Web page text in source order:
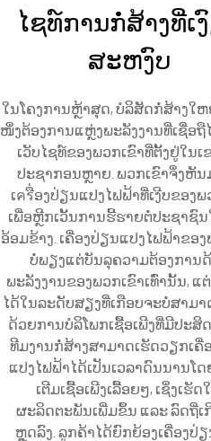
ໄຊທ໌ການກໍ່ສ້າງທີ່ເ
ສະຫງົບ
ໃນໂຄງການຫຼ້າສຸດ, ບໍລິສັດກໍ່ສ້າງໃ
ໜຶ່ງຕ້ອງການແຫຼ່ງພະລັງງານທີ່ເຊື່ອຖື
ເວັບໄຊທ໌ຂອງພວກເຂົາທີ່ຕັ້ງຢູ່ໃນເ
ປະຊາກອນຫຼາຍ. ພວກເຂົາຈຶ່ງຫັນ
ເครື່ອງປ່ຽນແປງໄຟຟ້າທີ່ເງີບຂອງພ
ເພື່ອຫຼີກເວັ້ນການຮີ້ຮາຍຕໍ່ປະຊາຊົນ
ອ້ອມຂ້າງ. ເຄື່ອງປ່ຽນແປງໄຟຟ້າຂອງ
ບໍ່ພຽງແຕ່ບັນລຸຄວາມຕ້ອງການ
ພະລັງງານຂອງພວກເຂົາເທົ່ານັ້ນ, ແ
ໄດ້ໃນລະດັບສຽງທີ່ເກືອບຈະບໍ່ສາມາ
ດ້ວຍການບໍລິໂພກເຊື້ອເພີງທີ່ມີປະສິ
ທີມງານກໍ່ສ້າງສາມາດເຮັດວຽກເຄື່
ແປງໄຟຟ້າໄດ້ເປັນເວລາດົນນານໂດ
ເຕີມເຊື້ອເພີງເລື້ອຍໆ, ເຊິ່ງເຮັດ
ຜະລິດຕະພັນເພີ່ມຂຶ້ນ ແລະ ລົດຖີ່ເ
ຫຼຸດລົງ. ລູກຄ້າໄດ້ຍົກຍ້ອງເຄື່ອງປ່